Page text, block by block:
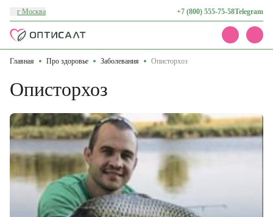
г Москва +7 (800) 555-75-58Telegram
Каталог
Доставка и оплата
Контакты
Главная Про здоровье Заболевания Описторхоз
Описторхоз